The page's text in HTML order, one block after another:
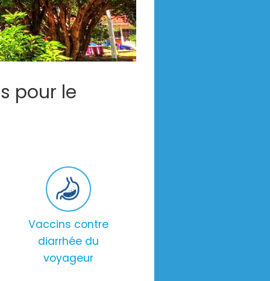
pour le
Vaccins contre
diarrhée du
voyageur